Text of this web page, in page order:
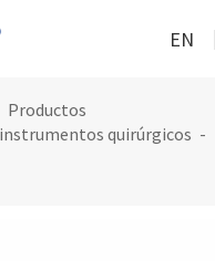
EN
Productos
quirúrgicos